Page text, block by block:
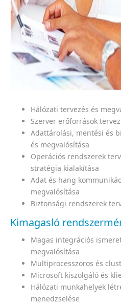
Hálózati tervezés és
Szerver erőforrások
Adattárolási, mentési és
és megvalósítása
Operációs rendszerek
stratégia kialakítása
Adat és hang
megvalósítása
Biztonsági rendszerek
Kimagasló
Magas integrációs
megvalósítása
Multiprocesszoros és
Microsoft kiszolgáló és
Hálózati munkahelyek
menedzselése